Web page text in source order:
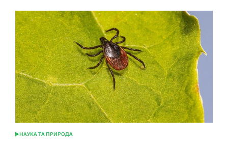
ОПУБЛІКУВАТИ
НАУКА ТА ПРИРОДА